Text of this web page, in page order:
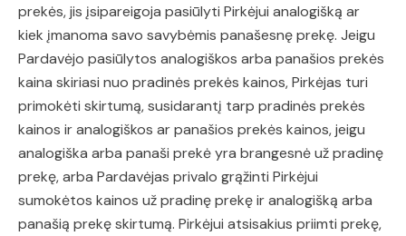
prekės, jis įsipareigoja pasiūlyti Pirkėjui analogišką ar
kiek įmanoma savo savybėmis panašesnę prekę. Jeigu
Pardavėjo pasiūlytos analogiškos arba panašios prekės
kaina skiriasi nuo pradinės prekės kainos, Pirkėjas turi
primokėti skirtumą, susidarantį tarp pradinės prekės
kainos ir analogiškos ar panašios prekės kainos, jeigu
analogiška arba panaši prekė yra brangesnė už pradinę
prekę, arba Pardavėjas privalo grąžinti Pirkėjui
sumokėtos kainos už pradinę prekę ir analogišką arba
panašią prekę skirtumą. Pirkėjui atsisakius priimti prekę,